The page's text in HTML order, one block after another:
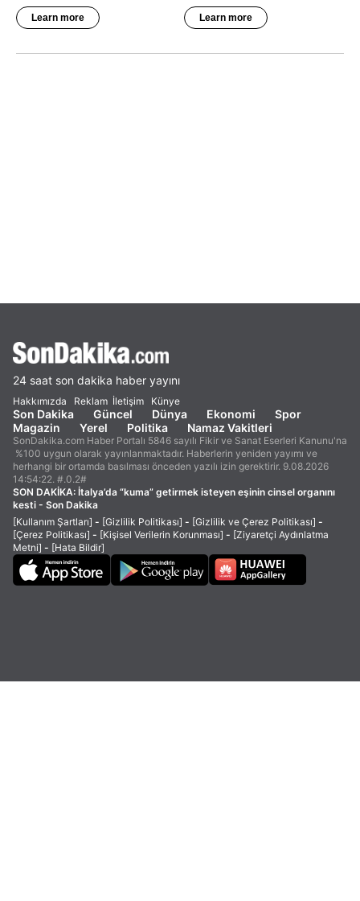
24 saat son dakika haber yayını
Hakkımızda Reklam İletişim Künye
Son Dakika Güncel Dünya Ekonomi
Spor
Magazin
Yerel Politika Namaz Vakitleri
SonDakika.com Haber Portalı 5846 sayılı Fikir ve Sanat Eserleri Kanunu'na
%100 uygun olarak yayınlanmaktadır. Haberlerin yeniden yayımı ve
herhangi bir ortamda basılması önceden yazılı izin gerektirir. 9.08.2026
14:54:22. #.0.2#
SON DAKİKA: İtalya’da “kuma” getirmek isteyen eşinin cinsel organını
kesti - Son Dakika
[Kullanım Şartları] - [Gizlilik Politikası] - [Gizlilik ve Çerez Politikası] -
[Çerez Politikası] - [Kişisel Verilerin Korunması] - [Ziyaretçi Aydınlatma
Metni] - [Hata Bildir]